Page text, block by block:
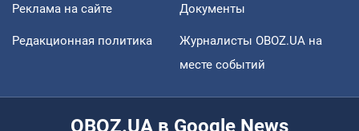
Реклама на сайте Документы
Редакционная политика
Журналисты OBOZ.UA на
месте событий
OBOZ.UA в Google News